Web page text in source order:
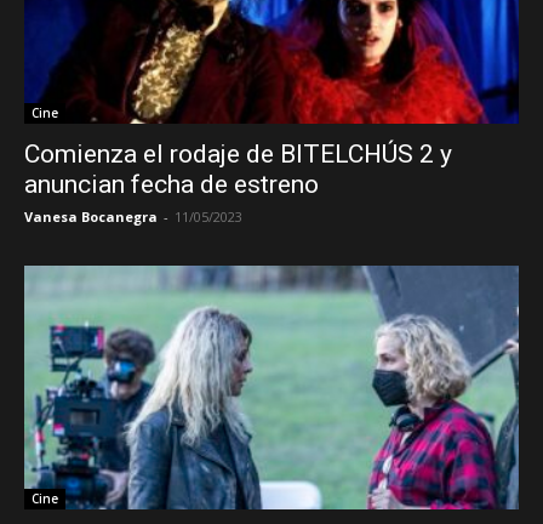
Cine
Comienza el rodaje de BITELCHÚS 2 y
anuncian fecha de estreno
Vanesa Bocanegra - 11/05/2023
Cine